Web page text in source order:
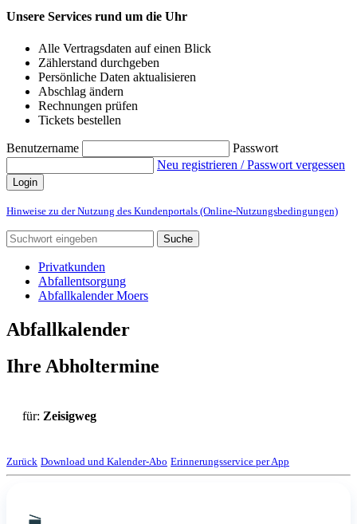
Unsere Services rund um die Uhr
Alle Vertragsdaten auf einen Blick
Zählerstand durchgeben
Persönliche Daten aktualisieren
Abschlag ändern
Rechnungen prüfen
Tickets bestellen
Benutzername
Passwort
Neu registrieren / Passwort vergessen
Login
Hinweise zu der Nutzung des Kundenportals (Online-Nutzungsbedingungen)
Suche
Privatkunden
Abfallentsorgung
Abfallkalender Moers
Abfallkalender
Ihre Abholtermine
für: Zeisigweg
Zurück Download und Kalender-Abo Erinnerungsservice per App